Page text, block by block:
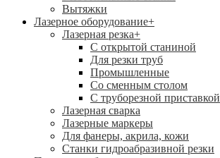
Вытяжки
Лазерное оборудование+
Лазерная резка+
С открытой станиной
Для резки труб
Промышленные
Со сменным столом
С труборезной приставкой
Лазерная сварка
Лазерные маркеры
Для фанеры, акрила, кожи
Станки гидроабразивной резки